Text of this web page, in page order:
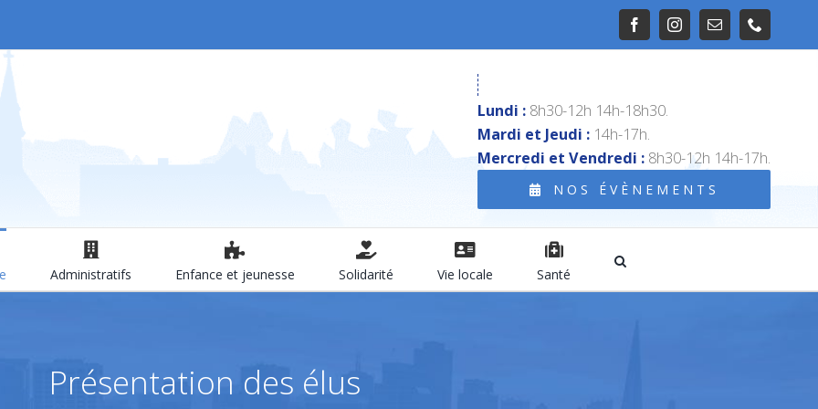
FacebookInstagramEmail
Lundi : 8h30-12h 14h-18h30.
Mardi et Jeudi : 14h-17h.
Mercredi et Vendredi : 8h30-12h 14h-17h.
NOS ÉVÈNEMENTS
Administratifs Enfance et jeunesse Solidarité Vie locale Santé
Présentation des élus